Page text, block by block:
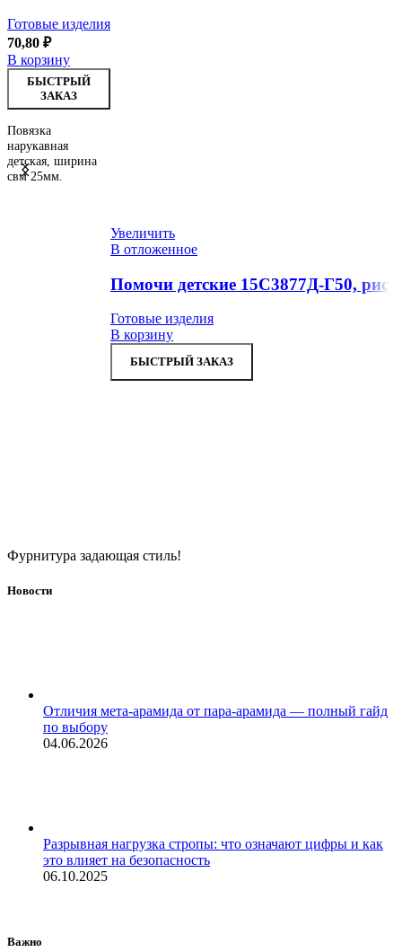
Готовые изделия
70,80 ₽
В корзину
БЫСТРЫЙ
ЗАКАЗ
Повязка
нарукавная
детская, ширина
свм 25мм.
Увеличить
В отложенное
Помочи детские 15С3877Д-Г50,
Готовые изделия
В корзину
БЫСТРЫЙ ЗАКАЗ
Фурнитура задающая стиль!
Новости
Отличия мета-арамида от пара-арамида — полный гайд
по выбору
04.06.2026
Разрывная нагрузка стропы: что означают цифры и как
это влияет на безопасность
06.10.2025
Важно